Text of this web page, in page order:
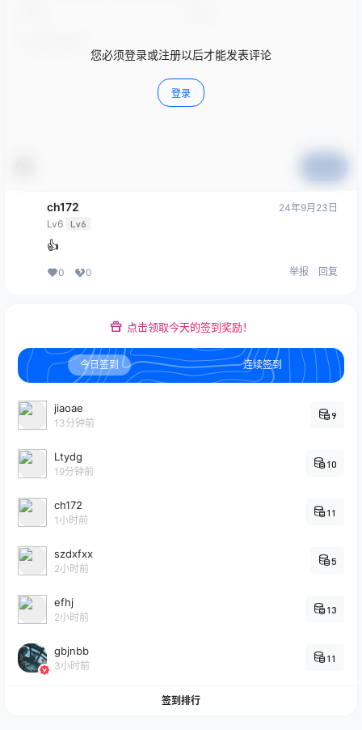
您必须登录或注册以后才能发表评论
登录
ch172
Lv6 Lv6
24年9月23日
👍
0 0 举报 回复
点击领取今天的签到奖励！
今日签到 连续签到
jiaoae
13分钟前
9
Ltydg
19分钟前
10
ch172
1小时前
11
szdxfxx
2小时前
5
efhj
2小时前
13
gbjnbb
3小时前
11
签到排行